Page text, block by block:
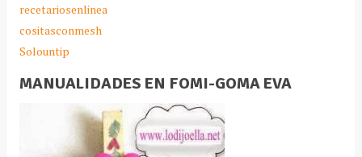
recetariosenlinea
cositasconmesh
Solountip
MANUALIDADES EN FOMI-GOMA EVA